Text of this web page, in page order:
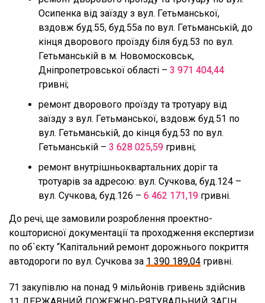
Осипенка від заїзду з вул. Гетьманської,
вздовж буд.55, буд.55а по вул. Гетьманській, до
кінця дворового проїзду біля буд.53 по вул.
Гетьманській в м. Новомосковськ,
Дніпропетровської області – 3 971 404,44
гривні;
ремонт дворового проїзду та тротуару від
заїзду з вул. Гетьманської, вздовж буд.51 по
вул. Гетьманській, до кінця буд.53 по вул.
Гетьманській – 3 628 025,59 гривні;
ремонт внутрішньоквартальних доріг та
тротуарів за адресою: вул. Сучкова, буд.124 –
вул. Сучкова, буд.126 – 6 462 171,19 гривні.
До речі, ще замовили розроблення проектно-
кошторисної документації та проходження експертизи
по об`єкту “Капітальний ремонт дорожнього покриття
автодороги по вул. Сучкова за 1 390 189,04 гривні.
71 закупівлю на понад 9 мільйонів гривень здійснив